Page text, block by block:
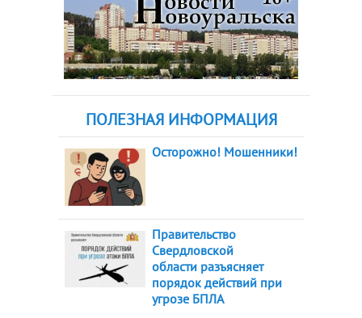
ПОЛЕЗНАЯ ИНФОРМАЦИЯ
Осторожно! Мошенники!
Правительство
Свердловской
области разъясняет
порядок действий при
угрозе БПЛА